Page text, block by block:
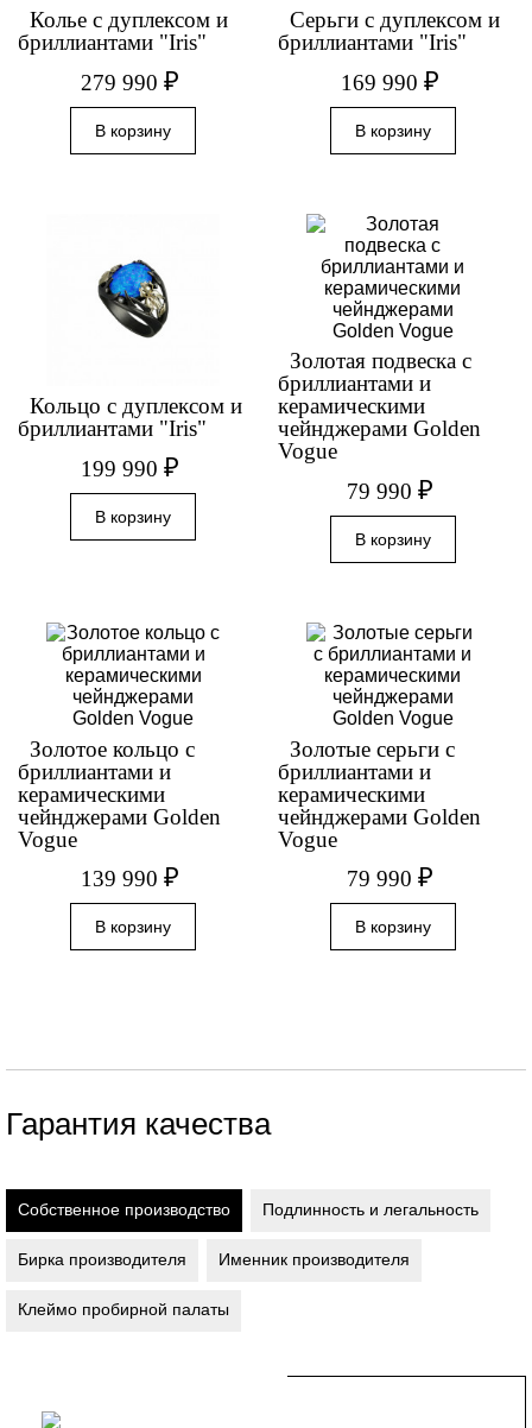
Колье с дуплексом и
бриллиантами "Iris"
279 990₽
Серьги с дуплексом и
бриллиантами "Iris"
169 990 ₽
Кольцо с дуплексом и
бриллиантами "Iris"
199 990₽
Золотая подвеска с
бриллиантами и
керамическими
чейнджерами Golden
Vogue
79 990 ₽
Золотое кольцо с
бриллиантами и
керамическими
чейнджерами Golden
Vogue
139 990₽
Золотые серьги с
бриллиантами и
керамическими
чейнджерами Golden
Vogue
79 990 ₽
Гарантия качества
Собственное производство Подлинность и легальность
Бирка производителя Именник производителя
Клеймо пробирной палаты